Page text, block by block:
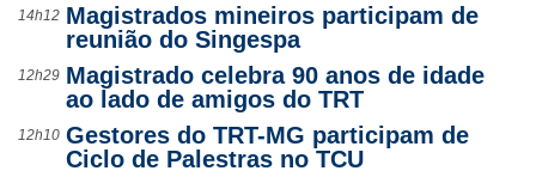
14h12 Magistrados mineiros participam de
reunião do Singespa
12h29 Magistrado celebra 90 anos de idade
ao lado de amigos do TRT
12h10 Gestores do TRT-MG participam de
Ciclo de Palestras no TCU